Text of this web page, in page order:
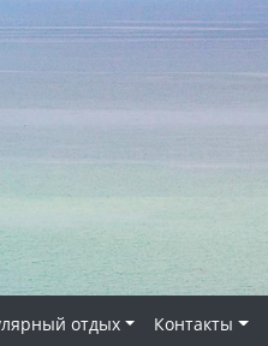
отдых Контакты